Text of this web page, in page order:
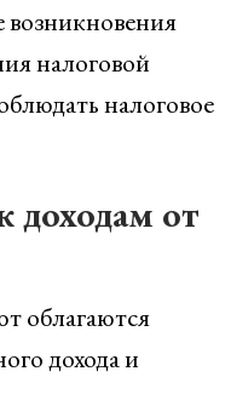
возникновения
налоговой
налоговое
доходам от
облагаются
дохода и